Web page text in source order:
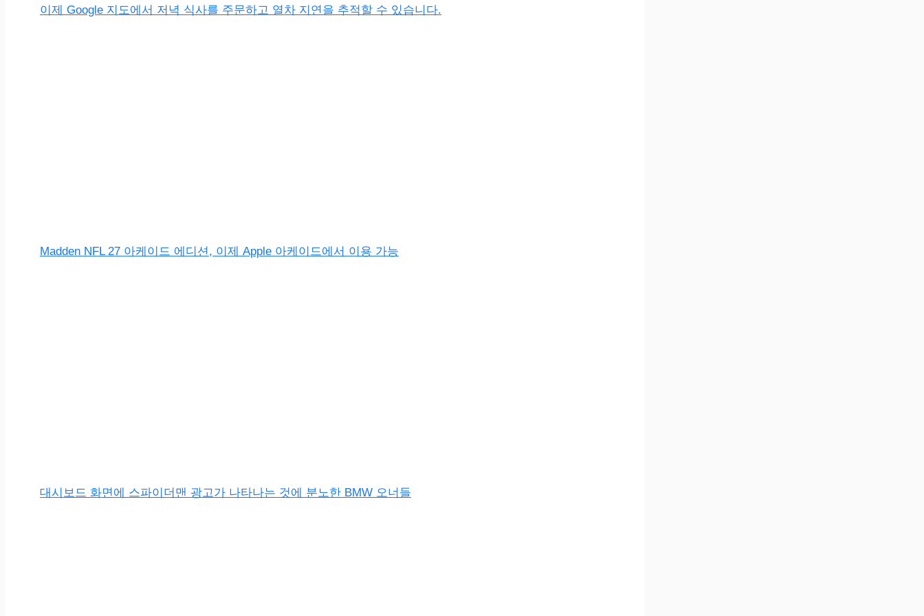
이제 Google 지도에서 저녁 식사를 주문하고 열차 지연을 추적할 수 있습니다.
Madden NFL 27 아케이드 에디션, 이제 Apple 아케이드에서 이용 가능
대시보드 화면에 스파이더맨 광고가 나타나는 것에 분노한 BMW 오너들